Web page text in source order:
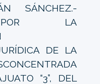
SÁNCHEZ.-
POR LA
DE LA
“3”, DEL